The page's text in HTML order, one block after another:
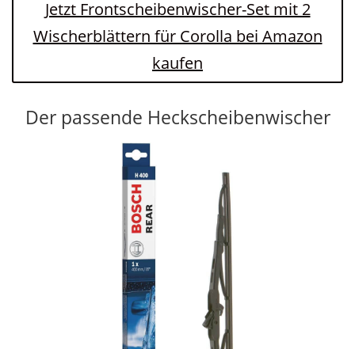
Jetzt Frontscheibenwischer-Set mit 2
Wischerblättern für Corolla bei Amazon
kaufen
Der passende Heckscheibenwischer